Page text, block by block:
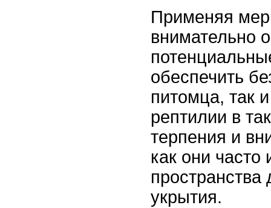
Применяя
внимательно
обеспечить
питомца, так
рептилии в
терпения и
как они часто
пространства
укрытия.